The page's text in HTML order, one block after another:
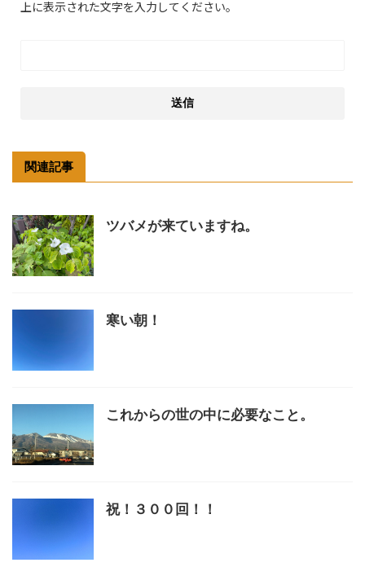
上に表示された文字を入力してください。
関連記事
ツバメが来ていますね。
寒い朝！
これからの世の中に必要なこと。
祝！３００回！！